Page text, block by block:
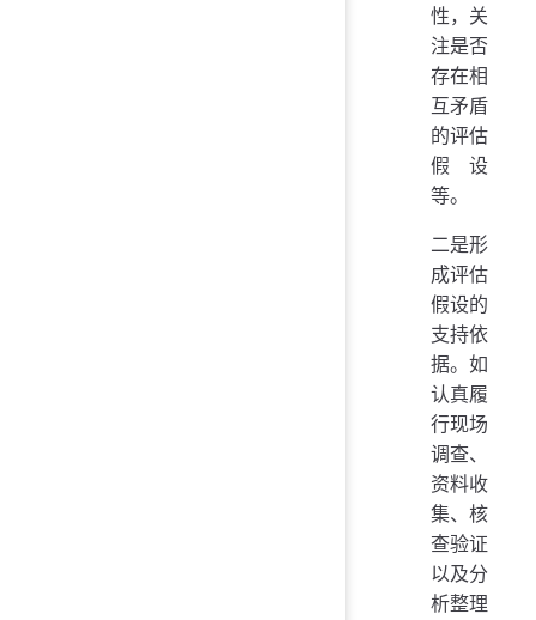
性，关
注是否
存在相
互矛盾
的评估
假设
等。
二是形
成评估
假设的
支持依
据。如
认真履
行现场
调查、
资料收
集、核
查验证
以及分
析整理